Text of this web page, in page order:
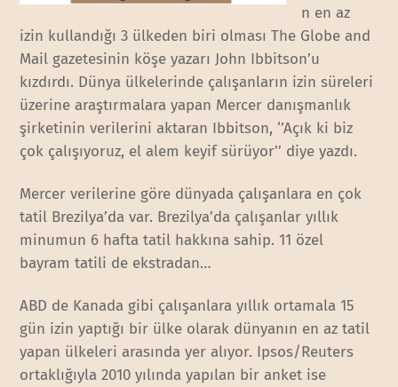
n en az
izin kullandığı 3 ülkeden biri olması The Globe and
Mail gazetesinin köşe yazarı John Ibbitson’u
kızdırdı. Dünya ülkelerinde çalışanların izin süreleri
üzerine araştırmalara yapan Mercer danışmanlık
şirketinin verilerini aktaran Ibbitson, ‘’Açık ki biz
çok çalışıyoruz, el alem keyif sürüyor’’ diye yazdı.
Mercer verilerine göre dünyada çalışanlara en çok
tatil Brezilya’da var. Brezilya’da çalışanlar yıllık
minumun 6 hafta tatil hakkına sahip. 11 özel
bayram tatili de ekstradan…
ABD de Kanada gibi çalışanlara yıllık ortamala 15
gün izin yaptığı bir ülke olarak dünyanın en az tatil
yapan ülkeleri arasında yer alıyor. Ipsos/Reuters
ortaklığıyla 2010 yılında yapılan bir anket ise